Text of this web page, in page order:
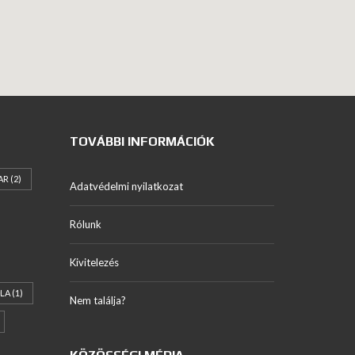
(2)
(1)
TOVÁBBI INFORMÁCIÓK
Adatvédelmi nyilatkozat
Rólunk
Kivitelezés
Nem találja?